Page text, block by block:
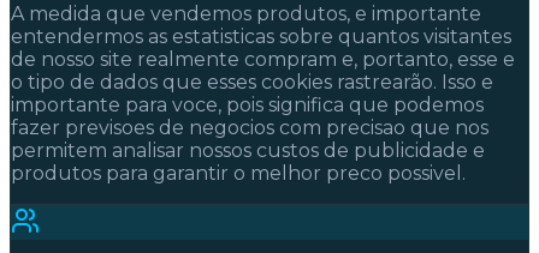
A medida que vendemos produtos, e importante
entendermos as estatisticas sobre quantos visitantes
de nosso site realmente compram e, portanto, esse e
o tipo de dados que esses cookies rastrearão. Isso e
importante para voce, pois significa que podemos
fazer previsoes de negocios com precisao que nos
permitem analisar nossos custos de publicidade e
produtos para garantir o melhor preco possivel.